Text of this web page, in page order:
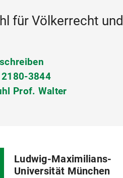
für Völkerrecht
3844
Prof. Walter
Ludwig-Maximilians-
Universität München